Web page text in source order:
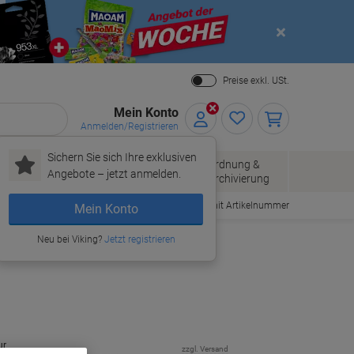
Close
Preise exkl. USt.
Mein Konto
Anmelden/Registrieren
Sichern Sie sich Ihre exklusiven
Angebote – jetzt anmelden.
Mein Konto
Neu bei Viking?Jetzt registrieren
Papier, Versand
& Pakete
Bürobedarf
Ordnung &
Archivierung
Bestellen mit Artikelnummer
zzgl. Versand